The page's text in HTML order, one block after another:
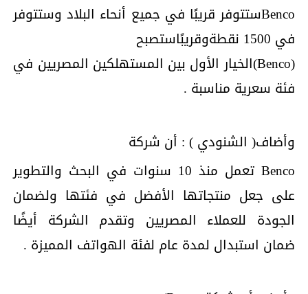
Bencoستتوفر قريبًا في جميع أنحاء البلاد وستتوفر
في 1500 نقطةوقريبًاستصبح
(Benco)الخيار الأول بين المستهلكين المصريين في
فئة سعرية مناسبة .
وأضاف( الشنودي ) : أن شركة
Benco تعمل منذ 10 سنوات في البحث والتطوير
على جعل منتجاتها الأفضل في فئتها ولضمان
الجودة للعملاء المصريين وتقدم الشركة أيضًا
ضمان استبدال لمدة عام لفئة الهواتف المميزة .